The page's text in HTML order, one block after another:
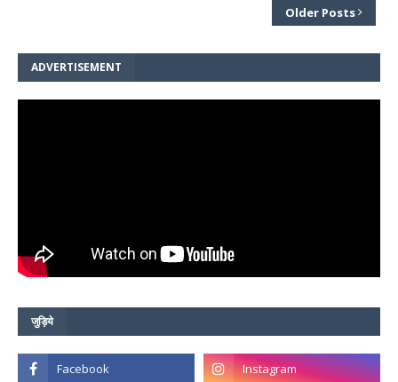
Older Posts
ADVERTISEMENT
जुड़िये